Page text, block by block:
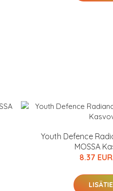
Youth Defence
MOSSA
8.37 EUR